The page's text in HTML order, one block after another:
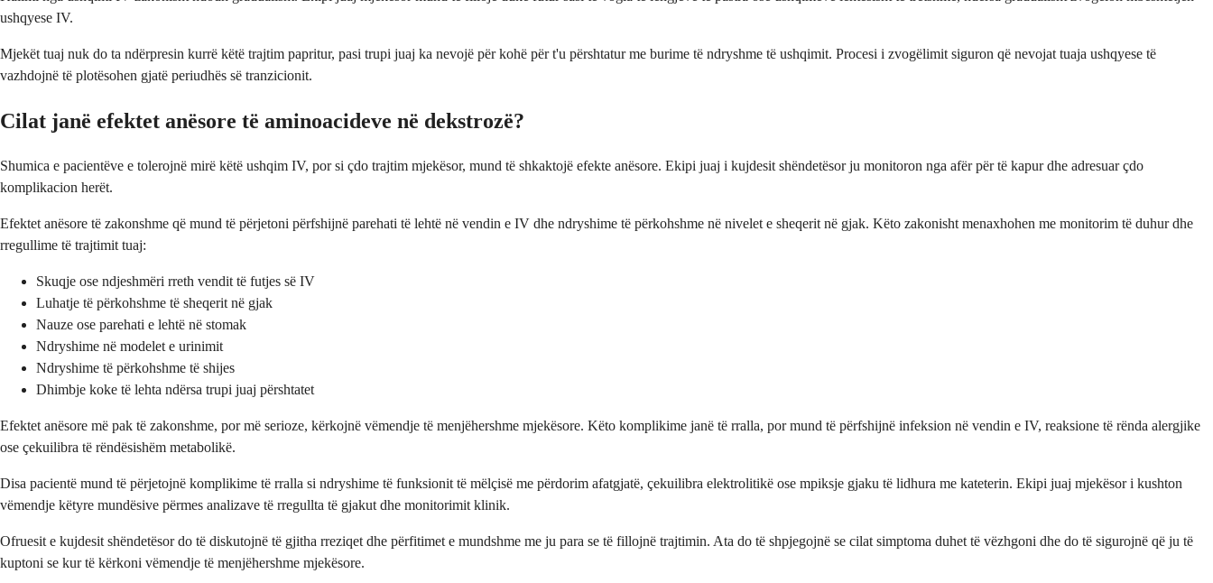
ushqyese IV.
Mjekët tuaj nuk do ta ndërpresin kurrë këtë trajtim papritur, pasi trupi juaj ka nevojë për kohë për t'u përshtatur me burime të ndryshme të ushqimit. Procesi i zvogëlimit siguron që nevojat tuaja ushqyese të
vazhdojnë të plotësohen gjatë periudhës së tranzicionit.
Cilat janë efektet anësore të aminoacideve në dekstrozë?
Shumica e pacientëve e tolerojnë mirë këtë ushqim IV, por si çdo trajtim mjekësor, mund të shkaktojë efekte anësore. Ekipi juaj i kujdesit shëndetësor ju monitoron nga afër për të kapur dhe adresuar çdo
komplikacion herët.
Efektet anësore të zakonshme që mund të përjetoni përfshijnë parehati të lehtë në vendin e IV dhe ndryshime të përkohshme në nivelet e sheqerit në gjak. Këto zakonisht menaxhohen me monitorim të duhur dhe
rregullime të trajtimit tuaj:
Skuqje ose ndjeshmëri rreth vendit të futjes së IV
Luhatje të përkohshme të sheqerit në gjak
Nauze ose parehati e lehtë në stomak
Ndryshime në modelet e urinimit
Ndryshime të përkohshme të shijes
Dhimbje koke të lehta ndërsa trupi juaj përshtatet
Efektet anësore më pak të zakonshme, por më serioze, kërkojnë vëmendje të menjëhershme mjekësore. Këto komplikime janë të rralla, por mund të përfshijnë infeksion në vendin e IV, reaksione të rënda alergjike
ose çekuilibra të rëndësishëm metabolikë.
Disa pacientë mund të përjetojnë komplikime të rralla si ndryshime të funksionit të mëlçisë me përdorim afatgjatë, çekuilibra elektrolitikë ose mpiksje gjaku të lidhura me kateterin. Ekipi juaj mjekësor i kushton
vëmendje këtyre mundësive përmes analizave të rregullta të gjakut dhe monitorimit klinik.
Ofruesit e kujdesit shëndetësor do të diskutojnë të gjitha rreziqet dhe përfitimet e mundshme me ju para se të fillojnë trajtimin. Ata do të shpjegojnë se cilat simptoma duhet të vëzhgoni dhe do të sigurojnë që ju të
kuptoni se kur të kërkoni vëmendje të menjëhershme mjekësore.